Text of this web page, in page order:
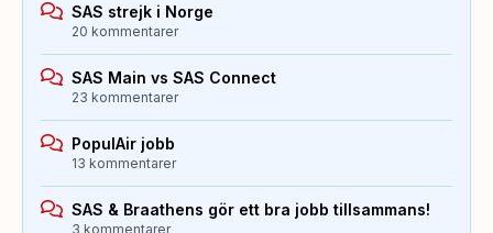
SAS strejk i Norge
20 kommentarer
SAS Main vs SAS Connect
23 kommentarer
PopulAir jobb
13 kommentarer
SAS & Braathens gör ett bra jobb tillsammans!
3 kommentarer